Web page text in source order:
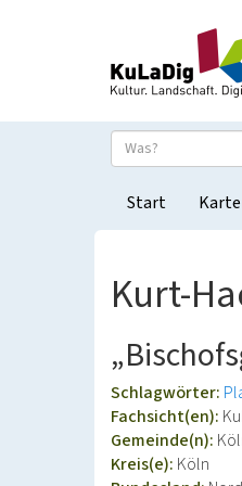
Start
Kurt-
Schlagwörter:
Fachsicht(en):
Gemeinde(n):
Kreis(e): Köln